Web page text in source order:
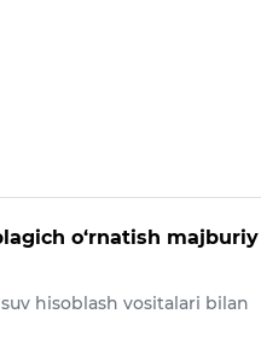
o‘rnatish majburiy
hisoblash vositalari bilan